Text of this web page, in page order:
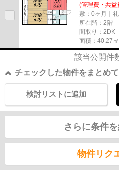
(管理費・共
敷：0ヶ月｜
所在階：2階
間取り：2DK
面積：40.27㎡
該当公開件
チェックした物件をまとめて
検討リストに追加
さらに条件
物件リク